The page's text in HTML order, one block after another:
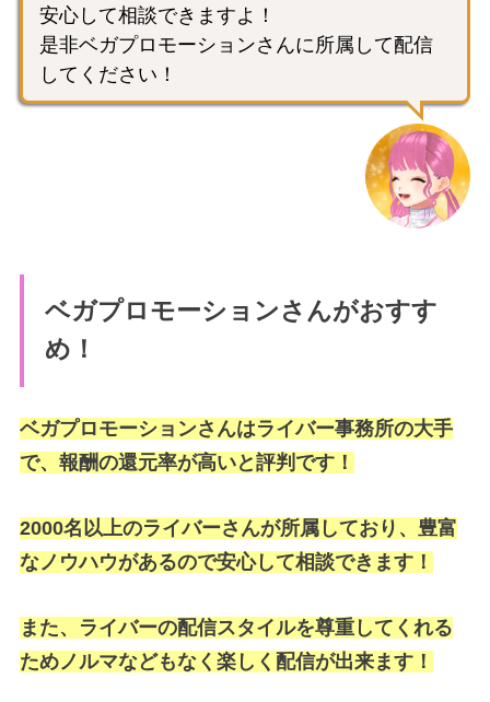
安心して相談できますよ！
是非ベガプロモーションさんに所属して配信
してください！
ベガプロモーションさんがおすす
め！
ベガプロモーションさんはライバー事務所の大手
で、報酬の還元率が高いと評判です！
2000名以上のライバーさんが所属しており、豊富
なノウハウがあるので安心して相談できます！
また、ライバーの配信スタイルを尊重してくれる
ためノルマなどもなく楽しく配信が出来ます！